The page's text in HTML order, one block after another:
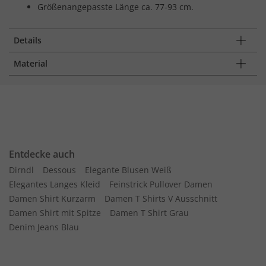
Größenangepasste Länge ca. 77-93 cm.
Details
Material
Entdecke auch
Dirndl Dessous
Elegante Blusen Weiß
Elegantes Langes Kleid
Feinstrick Pullover Damen
Damen Shirt Kurzarm
Damen T Shirts V Ausschnitt
Damen Shirt mit Spitze
Damen T Shirt Grau
Denim Jeans Blau